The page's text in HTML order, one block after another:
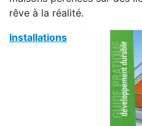
rêve à la réalité.
Installations